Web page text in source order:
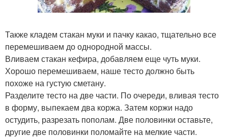
Также кладем стакан муки и пачку какао, тщательно все
перемешиваем до однородной массы.
Вливаем стакан кефира, добавляем еще чуть муки.
Хорошо перемешиваем, наше тесто должно быть
похоже на густую сметану.
Разделите тесто на две части. По очереди, вливая тесто
в форму, выпекаем два коржа. Затем коржи надо
остудить, разрезать пополам. Две половинки оставьте,
другие две половинки поломайте на мелкие части.